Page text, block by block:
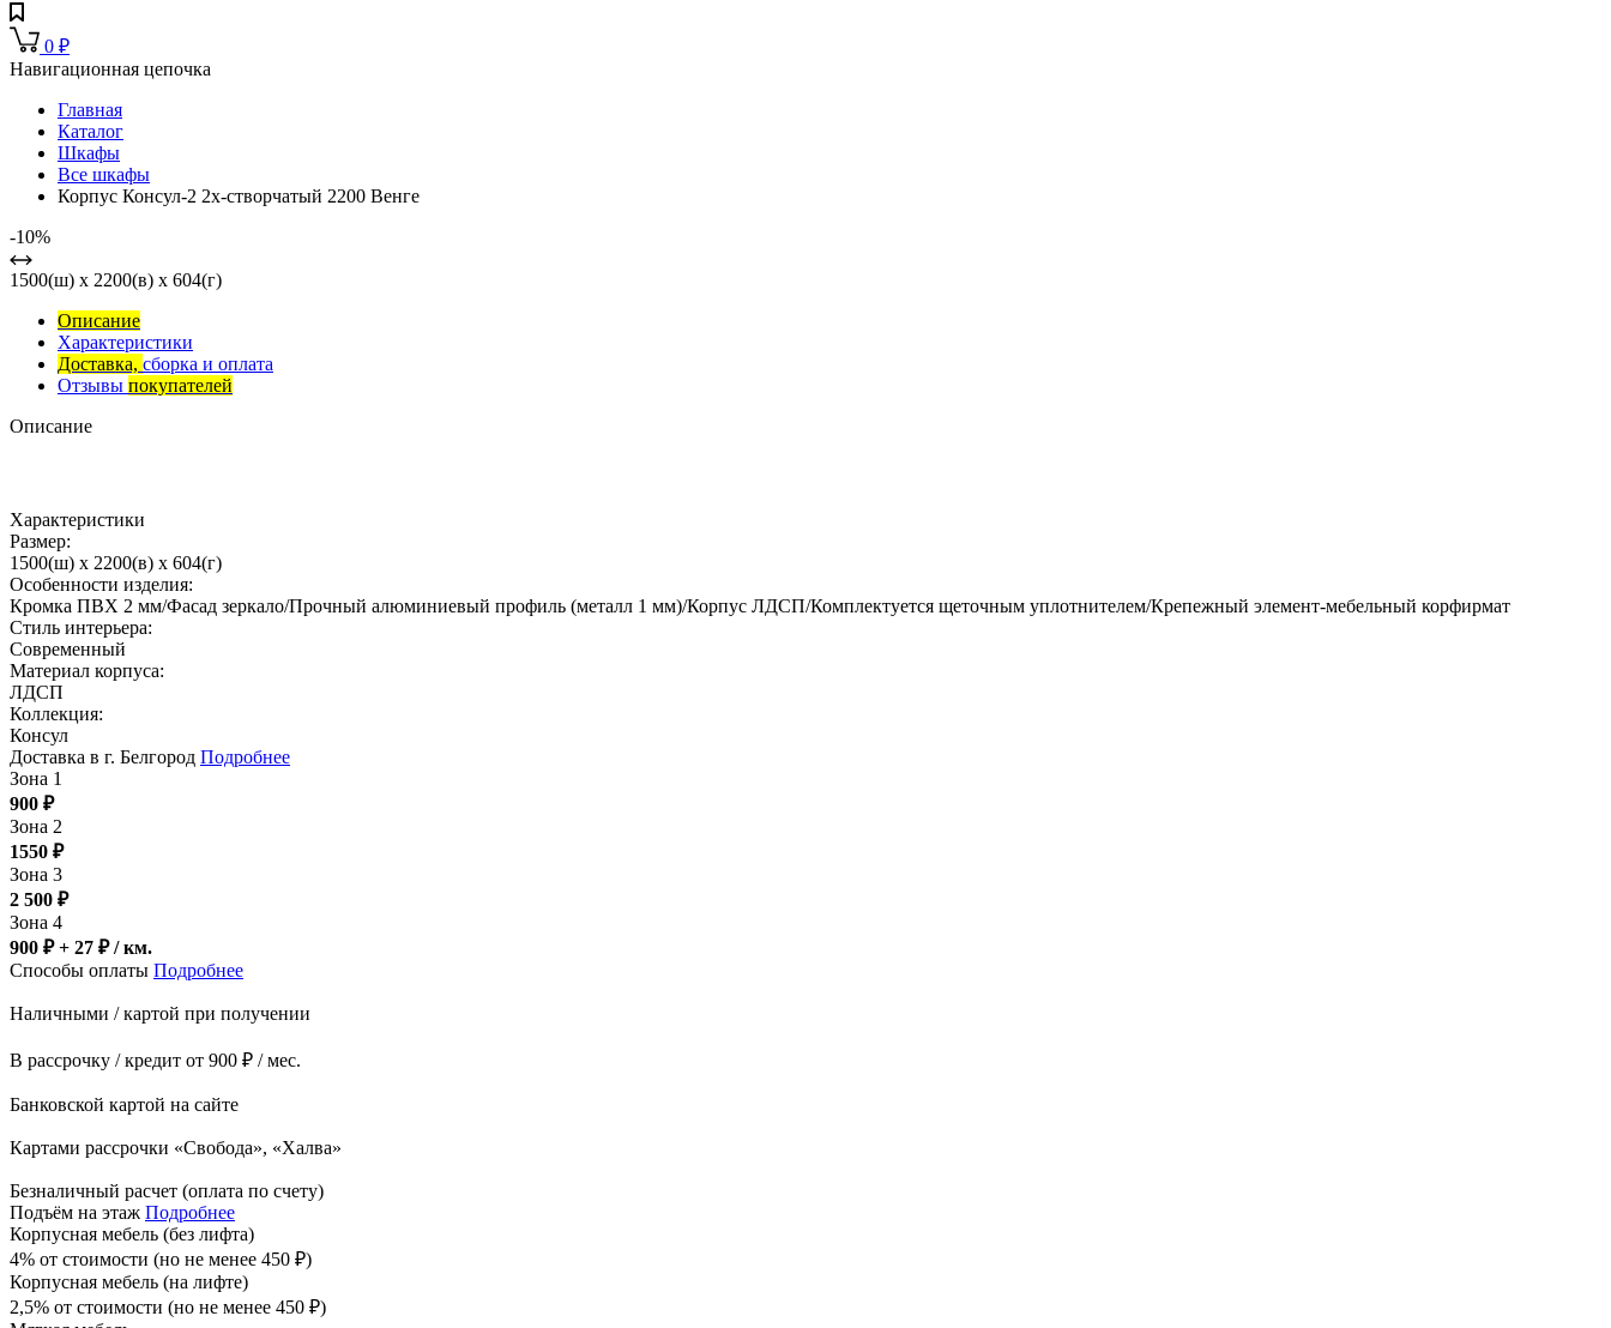
0 ₽
Навигационная цепочка
Главная
Каталог
Шкафы
Все шкафы
Корпус Консул-2 2х-створчатый 2200 Венге
-10%
1500(ш) x 2200(в) x 604(г)
Описание
Характеристики
Доставка, сборка и оплата
Отзывы покупателей
Описание
Характеристики
Размер:
1500(ш) x 2200(в) x 604(г)
Особенности изделия:
Кромка ПВХ 2 мм/Фасад зеркало/Прочный алюминиевый профиль (металл 1 мм)/Корпус ЛДСП/Комплектуется щеточным уплотнителем/Крепежный элемент-мебельный корфирмат
Стиль интерьера:
Современный
Материал корпуса:
ЛДСП
Коллекция:
Консул
Доставка в г. Белгород Подробнее
Зона 1
900 ₽
Зона 2
1550 ₽
Зона 3
2 500 ₽
Зона 4
900 ₽ + 27 ₽/ км.
Способы оплаты Подробнее
Наличными / картой при получении
В рассрочку / кредит от 900 ₽ / мес.
Банковской картой на сайте
Картами рассрочки «Свобода», «Халва»
Безналичный расчет (оплата по счету)
Подъём на этаж Подробнее
Корпусная мебель (без лифта)
4% от стоимости (но не менее 450 ₽)
Корпусная мебель (на лифте)
2,5% от стоимости (но не менее 450 ₽)